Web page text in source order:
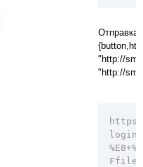
Отправка
"http://
"http://